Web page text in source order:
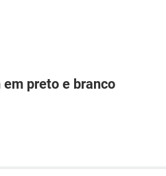
preto e branco